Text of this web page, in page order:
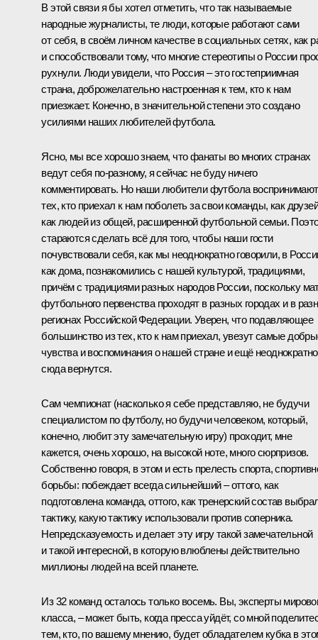
В этой связи я бы хотел отметить, что так называемые
народные журналисты, те люди, которые работают сами
от себя, в своём личном качестве в социальных сетях, как
и способствовали тому, что многие стереотипы о России
рухнули. Люди увидели, что Россия – это гостеприимная
страна, доброжелательно настроенная к тем, кто к нам
приезжает. Конечно, в значительной степени это создано
усилиями наших любителей футбола.
Ясно, мы все хорошо знаем, что фанаты во многих странах
ведут себя по-разному, я сейчас не буду ничего
комментировать. Но наши любители футбола воспринимают
тех, кто приехал к нам поболеть за свои команды, как
как людей из общей, расширенной футбольной семьи.
стараются сделать всё для того, чтобы наши гости
почувствовали себя, как мы неоднократно говорили, в
как дома, познакомились с нашей культурой, традициями,
причём с традициями разных народов России, поскольку
футбольного первенства проходят в разных городах и в
регионах Российской Федерации. Уверен, что подавляющее
большинство из тех, кто к нам приехал, увезут самые
чувства и воспоминания о нашей стране и ещё неоднократно
сюда вернутся.
Сам чемпионат (насколько я себе представляю, не будучи
специалистом по футболу, но будучи человеком, который,
конечно, любит эту замечательную игру) проходит, мне
кажется, очень хорошо, на высокой ноте, много сюрпризов.
Собственно говоря, в этом и есть прелесть спорта,
борьбы: побеждает всегда сильнейший – оттого, как
подготовлена команда, оттого, как тренерский состав
тактику, какую тактику использовали против соперника.
Непредсказуемость и делает эту игру такой замечательной
и такой интересной, в которую влюблены действительно
миллионы людей на всей планете.
Из 32 команд осталось только восемь. Вы, эксперты
класса, – может быть, когда пресса уйдёт, со мной
тем, кто, по вашему мнению, будет обладателем кубка в